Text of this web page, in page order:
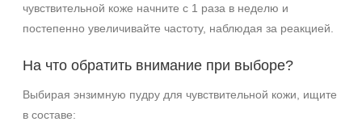
чувствительной коже начните с 1 раза в неделю и
постепенно увеличивайте частоту, наблюдая за реакцией.
На что обратить внимание при выборе?
Выбирая энзимную пудру для чувствительной кожи, ищите
в составе: